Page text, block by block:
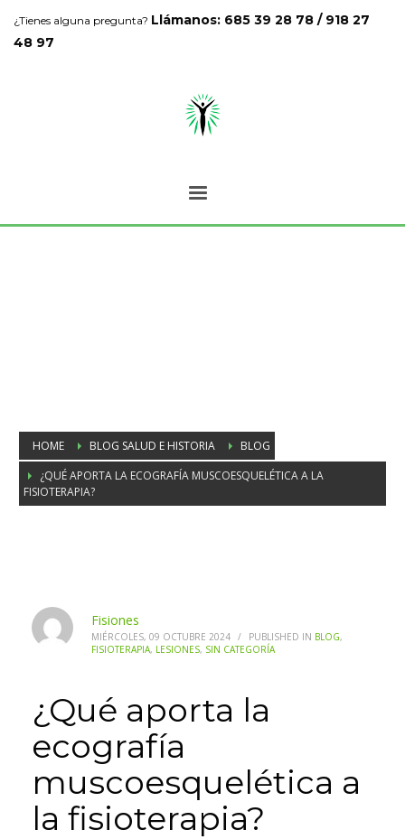
¿Tienes alguna pregunta? Llámanos: 685 39 28 78 / 918 27
48 97
HOME BLOG SALUD E HISTORIA
BLOG
¿QUÉ APORTA LA ECOGRAFÍA MUSCOESQUELÉTICA A LA
FISIOTERAPIA?
Fisiones
MIÉRCOLES, 09 OCTUBRE 2024 / PUBLISHED IN BLOG,
FISIOTERAPIA, LESIONES, SIN CATEGORÍA
¿Qué aporta la
ecografía
muscoesquelética a
la fisioterapia?